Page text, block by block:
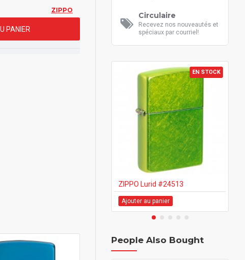
ZIPPO
PANIER
Circulaire
Recevez nos nouveautés et
spéciaux par courriel!
EN STOCK
ZIPPO Lurid #24513
Ajouter au panier
People Also Bought